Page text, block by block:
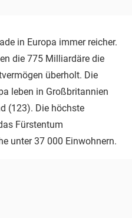
in Europa immer reicher.
die 775 Milliardäre die
überholt. Die
leben in Großbritannien
(123). Die höchste
Fürstentum
unter 37 000 Einwohnern.